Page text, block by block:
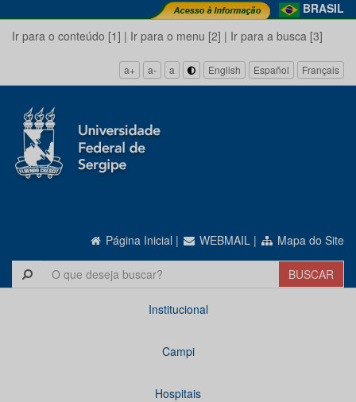
BRASIL
Ir para o conteúdo [1] | Ir para o menu [2] | Ir para a busca [3]
a+ a- a English Español Français
Página Inicial | WEBMAIL | Mapa do Site
Institucional
Campi
Hospitais